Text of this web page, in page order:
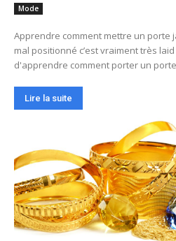
Mode
Apprendre comment mettre un porte
mal positionné c’est vraiment très
d'apprendre comment porter un
Lire la suite